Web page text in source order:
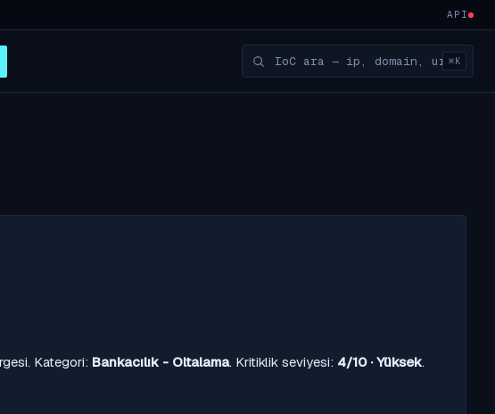
API
⌘K
Kategori: Bankacılık - Oltalama. Kritiklik seviyesi: 4/10 · Yüksek.